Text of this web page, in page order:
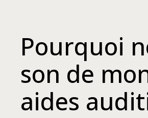
Pourquoi
son de
aides